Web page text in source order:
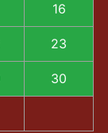
16
23
30